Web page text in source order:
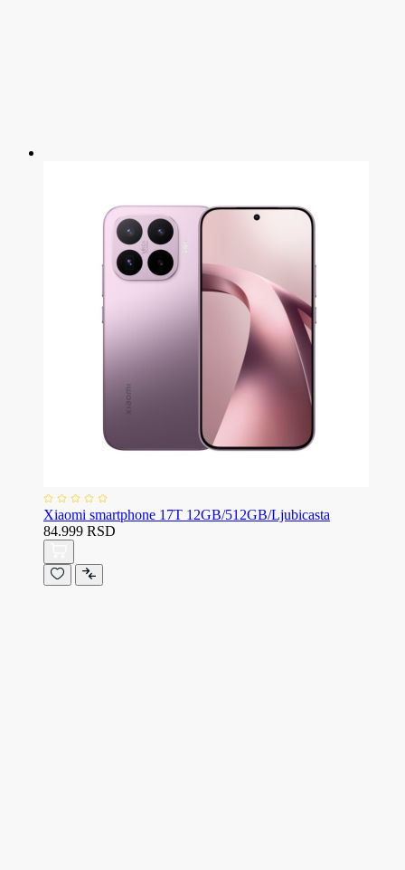
Xiaomi smartphone 17T 12GB/512GB/Ljubicasta
84.999 RSD